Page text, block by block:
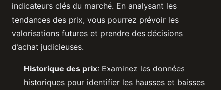
indicateurs clés du marché. En analysant les
tendances des prix, vous pourrez prévoir les
valorisations futures et prendre des décisions
d’achat judicieuses.
Historique des prix: Examinez les données
historiques pour identifier les hausses et baisses